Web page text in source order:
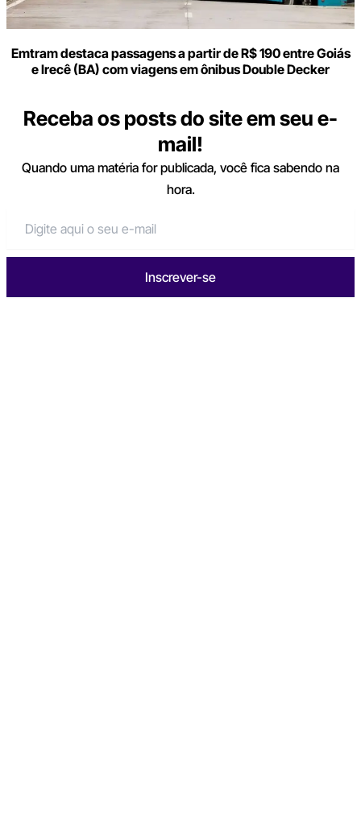
Emtram destaca passagens a partir de R$ 190 entre Goiás
e Irecê (BA) com viagens em ônibus Double Decker
Receba os posts do site em seu e-
mail!
Quando uma matéria for publicada, você fica sabendo na
hora.
Inscrever-se